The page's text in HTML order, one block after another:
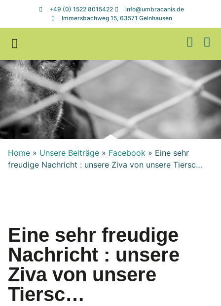
+49 (0) 1522 8015422
info@umbracanis.de
Immersbachweg 15, 63571 Gelnhausen
Home » Unsere Beiträge » Facebook » Eine sehr
freudige Nachricht : unsere Ziva von unsere Tiersc…
Eine sehr freudige
Nachricht : unsere
Ziva von unsere
Tiersc…